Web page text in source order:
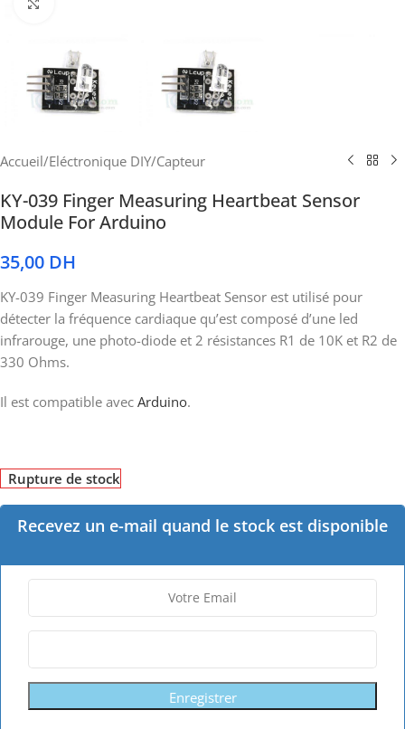
Accueil/Eléctronique DIY/Capteur
KY-039 Finger Measuring Heartbeat Sensor
Module For Arduino
35,00 DH
KY-039 Finger Measuring Heartbeat Sensor est utilisé pour
détecter la fréquence cardiaque qu’est composé d’une led
infrarouge, une photo-diode et 2 résistances R1 de 10K et R2 de
330 Ohms.
Il est compatible avec Arduino.
Rupture de stock
Recevez un e-mail quand le stock est disponible
Enregistrer